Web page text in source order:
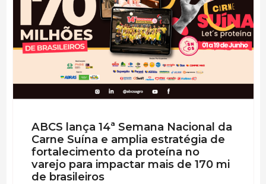
ABCS lança 14ª Semana Nacional da
Carne Suína e amplia estratégia de
fortalecimento da proteína no
varejo para impactar mais de 170 mi
de brasileiros